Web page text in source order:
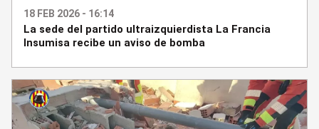
18 FEB 2026 - 16:14
La sede del partido ultraizquierdista La Francia
Insumisa recibe un aviso de bomba